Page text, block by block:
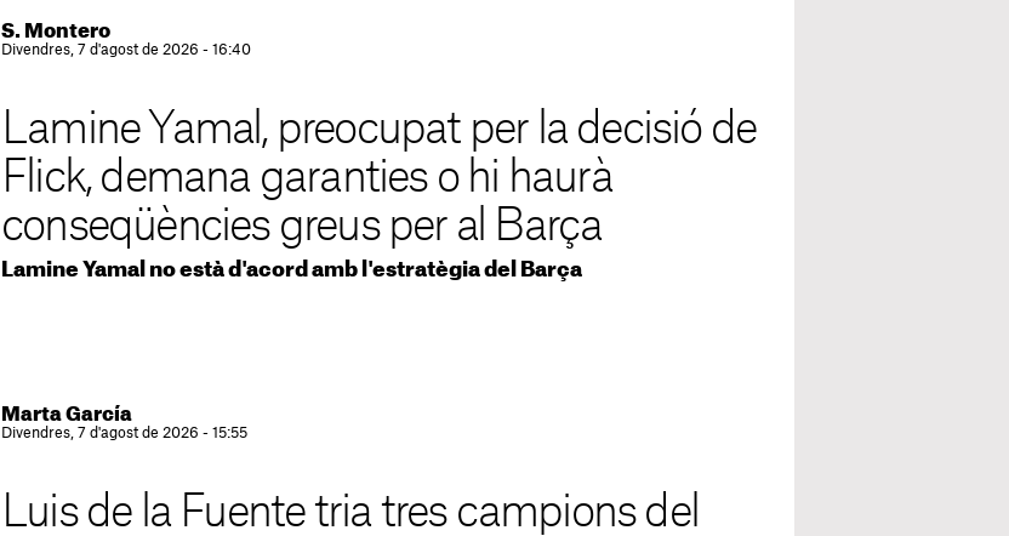
S. Montero
Divendres, 7 d'agost de 2026 - 16:40
Lamine Yamal, preocupat per la decisió de
Flick, demana garanties o hi haurà
conseqüències greus per al Barça
Lamine Yamal no està d'acord amb l'estratègia del Barça
Marta García
Divendres, 7 d'agost de 2026 - 15:55
Luis de la Fuente tria tres campions del